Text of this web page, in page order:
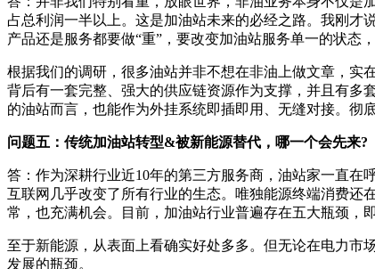
占总利润一半以上。这是加油站未来的必经之路。我刚才
产品还是服务都要做“重”，要改变加油站服务单一的状态
根据我们的调研，很多油站并非不想在非油上做文章，实
背后有一套完整、强大的供应链资源作为支撑，并且有多
的油站而言，也能作为外挂系统即插即用、无缝对接。彻
问题五：传统加油站转型&被新能源替代，哪一个会先来?
答：作为深耕行业近10年的第三方服务商，油站家一直在
互联网几乎改变了所有行业的生态。唯独能源终端消费还
常，也充满机会。目前，加油站行业普遍存在五大瓶颈
至于新能源，从表面上看确实好处多多。但无论在电力市
发展的瓶颈。